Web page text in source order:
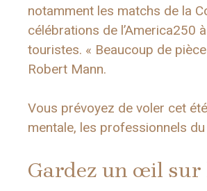
notamment les matchs de la
célébrations de l’America250
touristes. « Beaucoup de
Robert Mann.
Vous prévoyez de voler cet
mentale, les professionnels
Gardez un œil sur